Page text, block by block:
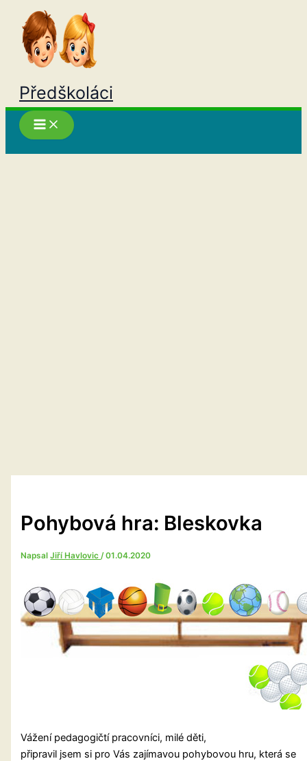
Přeskočit
obsah
Předškoláci
Pohybová hra: Bleskovka
NapsalJiří Havlovic/01.04.2020
Vážení pedagogičtí pracovníci, milé děti,
připravil jsem si pro Vás zajímavou pohybovou hru, která se